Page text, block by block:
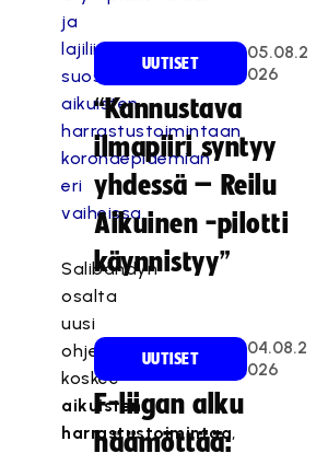
ja
lajiliittojen
suositukset
aikuisten
harrastustoimintaan
koronaepidemian
eri
vaiheissa.
Salibandyn
osalta
uusi
ohjeistus
koskee
aikuisten
harrastustoimintaa,
UUTISET
05.08.2
026
“Kannustava
ilmapiiri syntyy
yhdessä – Reilu
Aikuinen -pilotti
käynnistyy”
UUTISET
04.08.2
026
F-liigan alku
häämöttää: